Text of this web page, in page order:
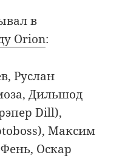
в
Orion:
Руслан
Дильшод
Dill),
Максим
Оскар